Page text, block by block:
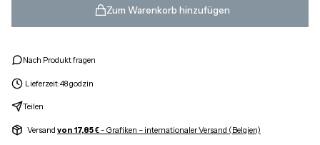
Zum Warenkorb hinzufügen
Nach Produkt fragen
Lieferzeit:48 godzin
Teilen
Versand von 17,85 €- Grafiken – internationaler Versand (Belgien)